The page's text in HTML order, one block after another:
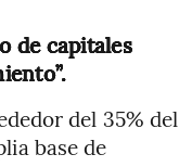
de capitales
del 35% del
base de